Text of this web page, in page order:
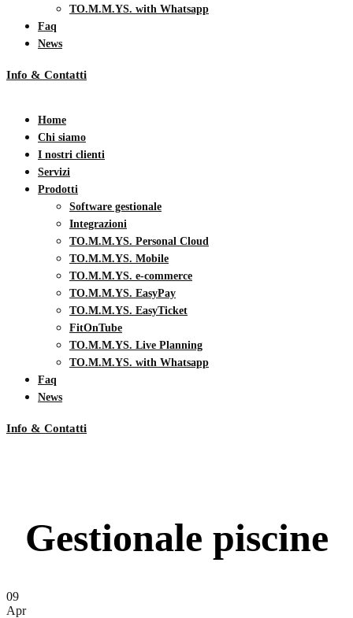
TO.M.M.YS. with Whatsapp
Faq
News
Info & Contatti
Home
Chi siamo
I nostri clienti
Servizi
Prodotti
Software gestionale
Integrazioni
TO.M.M.YS. Personal Cloud
TO.M.M.YS. Mobile
TO.M.M.YS. e-commerce
TO.M.M.YS. EasyPay
TO.M.M.YS. EasyTicket
FitOnTube
TO.M.M.YS. Live Planning
TO.M.M.YS. with Whatsapp
Faq
News
Info & Contatti
Gestionale piscine
09
Apr